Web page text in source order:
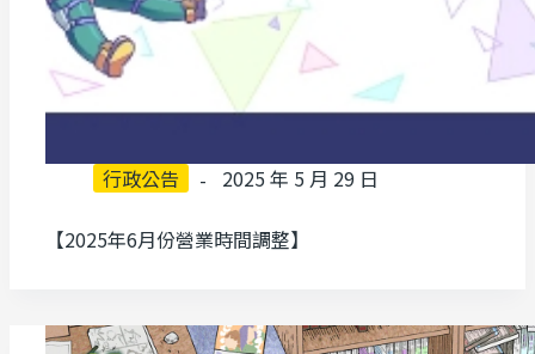
行政公告 2025 年 5 月 29 日
【2025年6月份營業時間調整】